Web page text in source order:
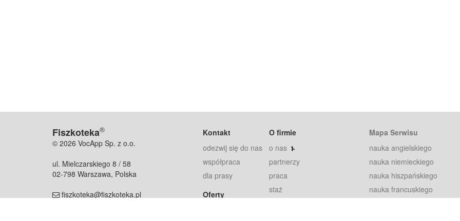
Fiszkoteka®
© 2026 VocApp Sp. z o.o.
ul. Mielczarskiego 8 / 58
02-798 Warszawa, Polska
fiszkoteka@fiszkoteka.pl
Kontakt
odezwij się do nas
współpraca
dla prasy
Oferty
O firmie
o nas
partnerzy
praca
staż
Mapa Serwisu
nauka angielskiego
nauka niemieckiego
nauka hiszpańskiego
nauka francuskiego